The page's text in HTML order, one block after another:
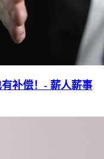
补偿！- 薪人薪事